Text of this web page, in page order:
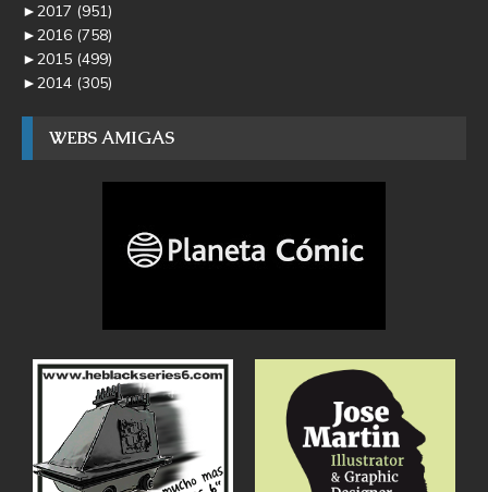
►2017 (951)
►2016 (758)
►2015 (499)
►2014 (305)
WEBS AMIGAS